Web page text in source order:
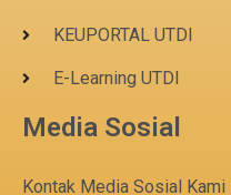
KEUPORTAL UTDI
E-Learning UTDI
Media Sosial
Kontak Media Sosial Kami